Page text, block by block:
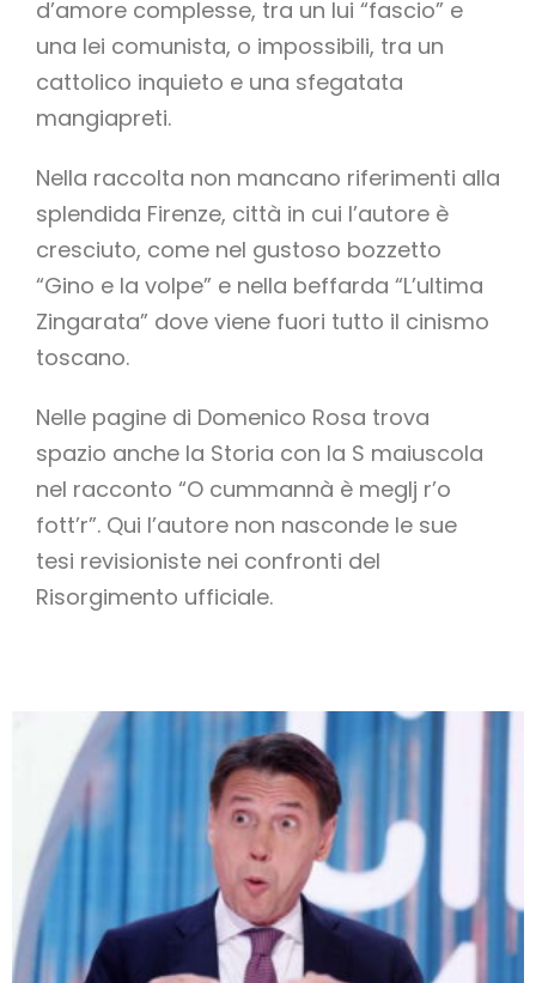
d’amore complesse, tra un lui “fascio” e
una lei comunista, o impossibili, tra un
cattolico inquieto e una sfegatata
mangiapreti.
Nella raccolta non mancano riferimenti alla
splendida Firenze, città in cui l’autore è
cresciuto, come nel gustoso bozzetto
“Gino e la volpe” e nella beffarda “L’ultima
Zingarata” dove viene fuori tutto il cinismo
toscano.
Nelle pagine di Domenico Rosa trova
spazio anche la Storia con la S maiuscola
nel racconto “O cummannà è meglj r’o
fott’r”. Qui l’autore non nasconde le sue
tesi revisioniste nei confronti del
Risorgimento ufficiale.